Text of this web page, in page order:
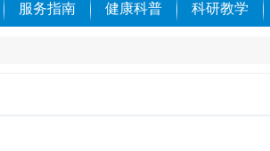
服务指南 健康科普 科研教学